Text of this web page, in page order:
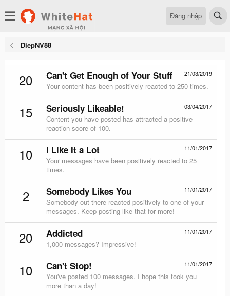
Đăng nhập
DiepNV88
20 21/03/2019
Can't Get Enough of Your Stuff
Your content has been positively reacted to 250 times.
15 03/04/2017
Seriously Likeable!
Content you have posted has attracted a positive
reaction score of 100.
10 11/01/2017
I Like It a Lot
Your messages have been positively reacted to 25
times.
2 11/01/2017
Somebody Likes You
Somebody out there reacted positively to one of your
messages. Keep posting like that for more!
20 11/01/2017
Addicted
1,000 messages? Impressive!
10 11/01/2017
Can't Stop!
You've posted 100 messages. I hope this took you
more than a day!